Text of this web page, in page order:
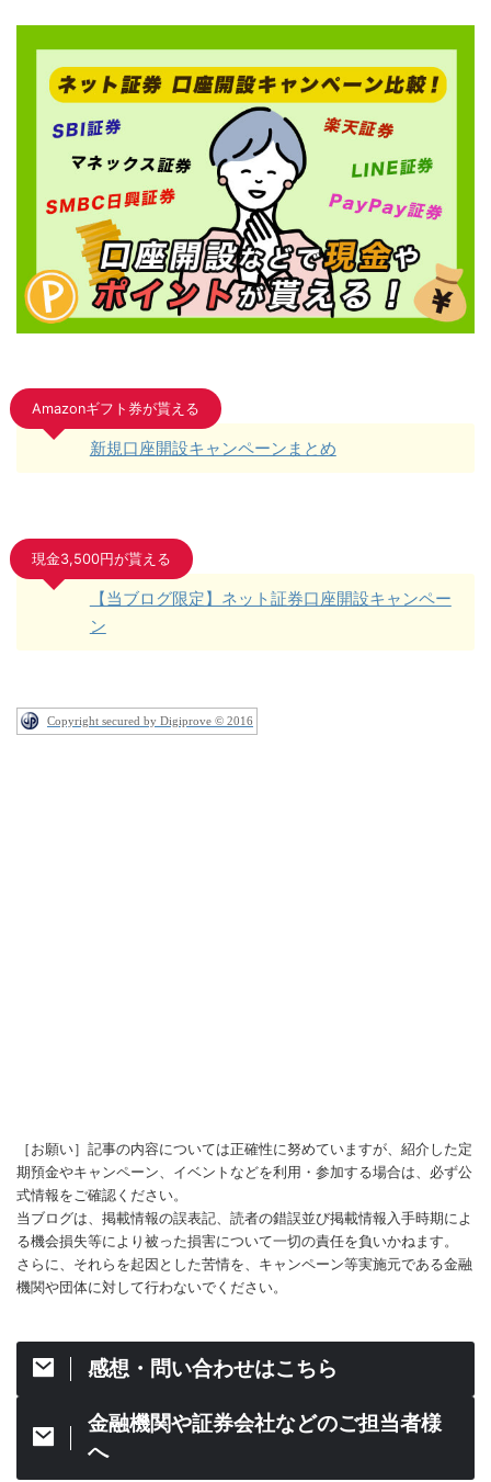
Amazonギフト券が貰える
新規口座開設キャンペーンまとめ
現金3,500円が貰える
【当ブログ限定】ネット証券口座開設キャンペー
ン
Copyright secured by Digiprove © 2016
［お願い］記事の内容については正確性に努めていますが、紹介した定
期預金やキャンペーン、イベントなどを利用・参加する場合は、必ず公
式情報をご確認ください。
当ブログは、掲載情報の誤表記、読者の錯誤並び掲載情報入手時期によ
る機会損失等により被った損害について一切の責任を負いかねます。
さらに、それらを起因とした苦情を、キャンペーン等実施元である金融
機関や団体に対して行わないでください。
感想・問い合わせはこちら
金融機関や証券会社などのご担当者様
へ